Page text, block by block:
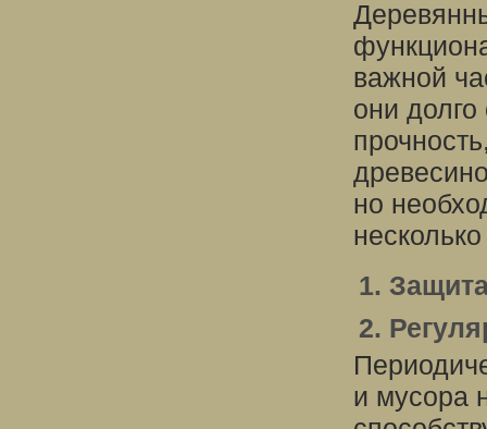
важной
они
но
1.
2.
и мусора